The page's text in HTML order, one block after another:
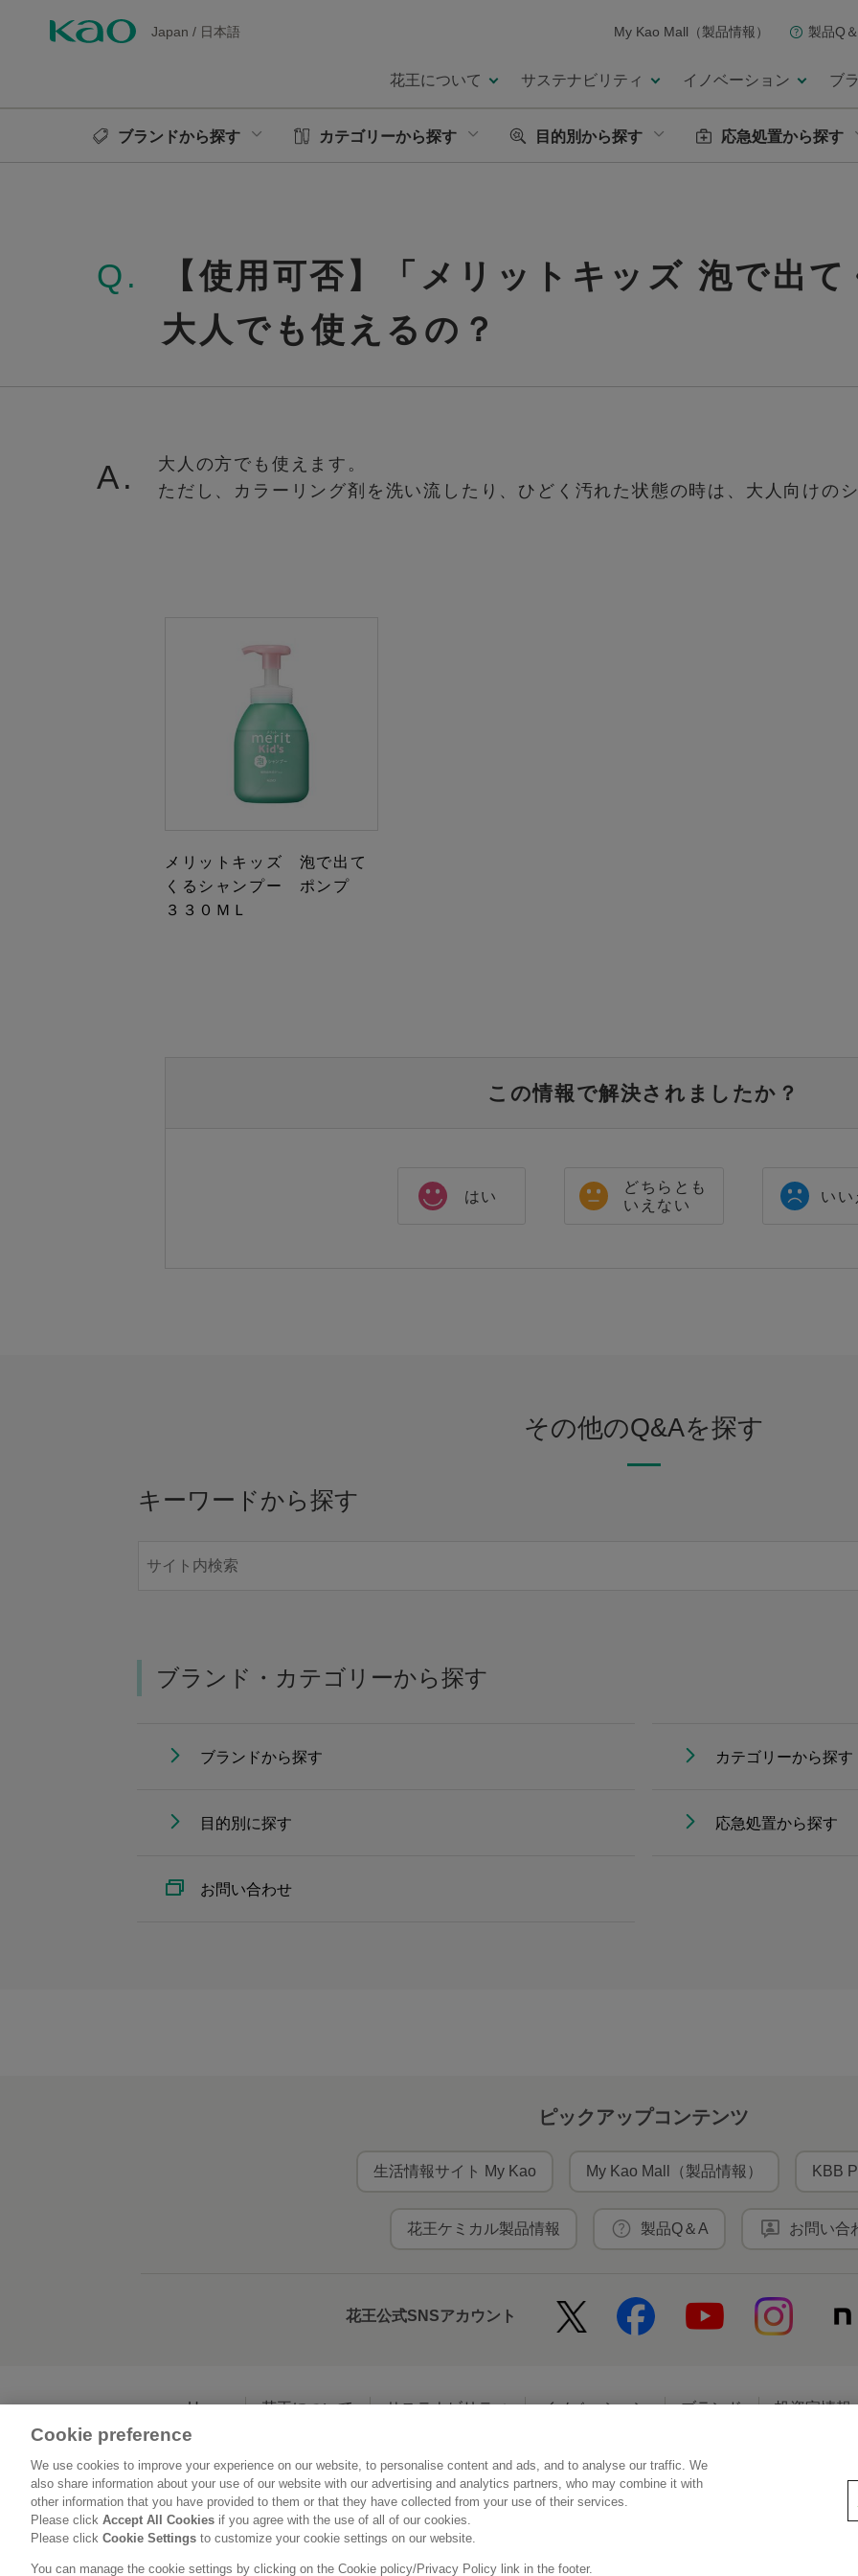
Japan / 日本語 My Kao Mall（製品情報） 製品Q
花王について サステナビリティ イノベーション ブ
ブランドから探す カテゴリーから探す 目的別から探す 応急処置から探す
Q.
【使用可否】「メリットキッズ 泡で出
大人でも使えるの？
A.
大人の方でも使えます。
ただし、カラーリング剤を洗い流したり、ひどく汚れた状態の時は、大人向けの
メリットキッズ 泡で出て
くるシャンプー ポンプ
３３０ＭＬ
この情報で解決されましたか？
はい
どちらとも
いえない
いい
その他のQ&Aを探す
キーワードから探す
ブランド・カテゴリーから探す
ブランドから探す カテゴリーから探す
目的別に探す 応急処置から探す
お問い合わせ
ピックアップコンテンツ
生活情報サイト My Kao My Kao Mall（製品情報） KBB
花王ケミカル製品情報 製品Q＆A お問い合
花王公式SNSアカウント
Home 花王について サステナビリティ イノベーション ブランド 投資家情報
利用規約 花王のアクセシビリティ 個人情報保護方針 利用者情報の外部送信
Cookie preference
We use cookies to improve your experience on our website, to personalise content and ads, and to analyse our traffic. We
also share information about your use of our website with our advertising and analytics partners, who may combine it with
other information that you have provided to them or that they have collected from your use of their services.
Please click Accept All Cookies if you agree with the use of all of our cookies.
Please click Cookie Settings to customize your cookie settings on our website.
You can manage the cookie settings by clicking on the Cookie policy/Privacy Policy link in the footer.